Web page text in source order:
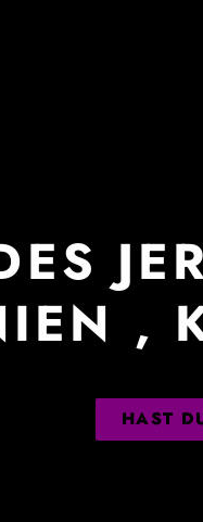
,
HAST